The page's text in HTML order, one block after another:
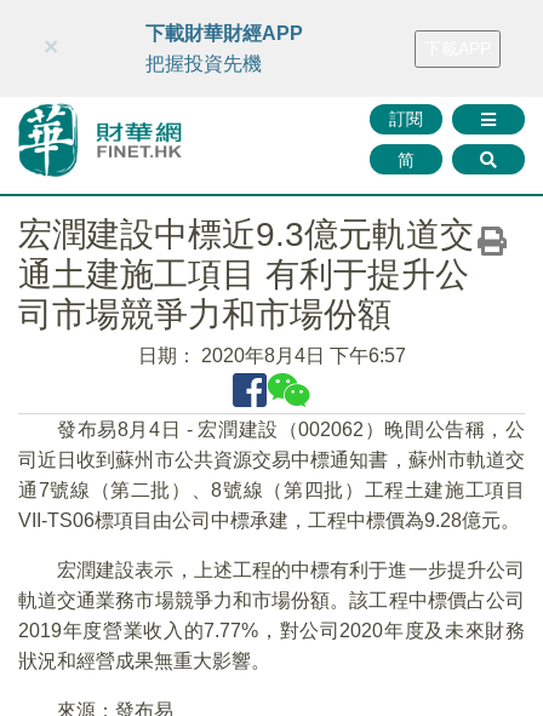
財華智庫網 FINTV FINMETA 財華證券 媒體矩陣
訂閱
简
×
下載財華財經APP
把握投資先機
宏潤建設中標近9.3億元軌道交
通土建施工項目 有利于提升公
司市場競爭力和市場份額
日期： 2020年8月4日 下午6:57
發布易8月4日 - 宏潤建設（002062）晚間公告稱，公
司近日收到蘇州市公共資源交易中標通知書，蘇州市軌道交
通7號線（第二批）、8號線（第四批）工程土建施工項目
VII-TS06標項目由公司中標承建，工程中標價為9.28億元。
宏潤建設表示，上述工程的中標有利于進一步提升公司
軌道交通業務市場競爭力和市場份額。該工程中標價占公司
2019年度營業收入的7.77%，對公司2020年度及未來財務
狀況和經營成果無重大影響。
來源：發布易